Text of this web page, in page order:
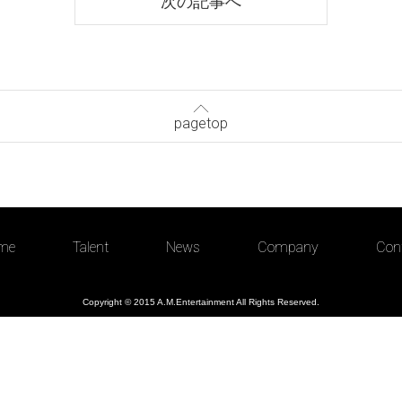
pagetop
Talent News Company
Copyright © 2015 A.M.Entertainment All Rights Reserved.